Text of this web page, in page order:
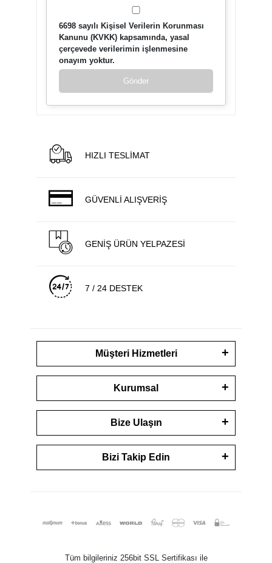
6698 sayılı Kişisel Verilerin Korunması
Kanunu (KVKK) kapsamında, yasal
çerçevede verilerimin işlenmesine
onayım yoktur.
Gönder
HIZLI TESLİMAT
GÜVENLİ ALIŞVERİŞ
GENİŞ ÜRÜN YELPAZESİ
7 / 24 DESTEK
Müşteri Hizmetleri
Kurumsal
Bize Ulaşın
Bizi Takip Edin
Tüm bilgileriniz 256bit SSL Sertifikası ile